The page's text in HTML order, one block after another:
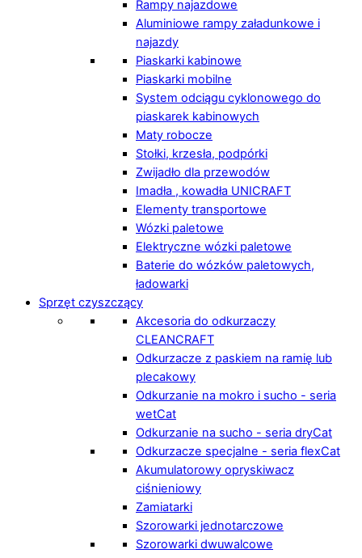
Rampy najazdowe
Aluminiowe rampy załadunkowe i
najazdy
Piaskarki kabinowe
Piaskarki mobilne
System odciągu cyklonowego do
piaskarek kabinowych
Maty robocze
Stołki, krzesła, podpórki
Zwijadło dla przewodów
Imadła , kowadła UNICRAFT
Elementy transportowe
Wózki paletowe
Elektryczne wózki paletowe
Baterie do wózków paletowych,
ładowarki
Sprzęt czyszczący
Akcesoria do odkurzaczy
CLEANCRAFT
Odkurzacze z paskiem na ramię lub
plecakowy
Odkurzanie na mokro i sucho - seria
wetCat
Odkurzanie na sucho - seria dryCat
Odkurzacze specjalne - seria flexCat
Akumulatorowy opryskiwacz
ciśnieniowy
Zamiatarki
Szorowarki jednotarczowe
Szorowarki dwuwalcowe